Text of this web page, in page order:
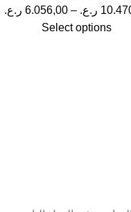
6.056,00 ر.ع. – ر.ع.
Select options